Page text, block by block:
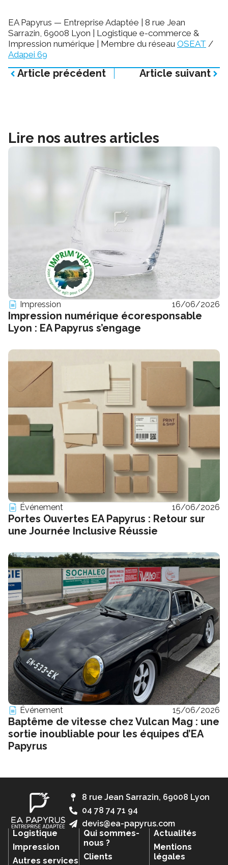
EA Papyrus — Entreprise Adaptée | 8 rue Jean
Sarrazin, 69008 Lyon | Logistique e-commerce &
Impression numérique | Membre du réseau OSEAT /
Adapei 69
Article précédent Article suivant
Lire nos autres articles
Impression 16/06/2026
Impression numérique écoresponsable
Lyon : EA Papyrus s’engage
Événement 16/06/2026
Portes Ouvertes EA Papyrus : Retour sur
une Journée Inclusive Réussie
Événement 15/06/2026
Baptême de vitesse chez Vulcan Mag : une
sortie inoubliable pour les équipes d’EA
Papyrus
8 rue Jean Sarrazin, 69008 Lyon
04 78 74 71 94
devis@ea-papyrus.com
Logistique
Impression
Autres services
Qui sommes-
nous ?
Clients
Actualités
Mentions
légales